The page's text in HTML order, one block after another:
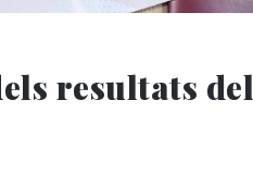
resultats del